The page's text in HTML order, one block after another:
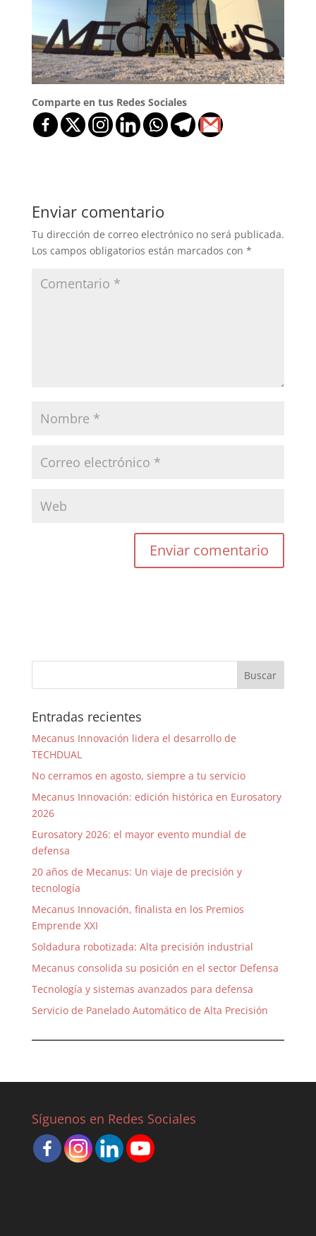
Comparte en tus Redes Sociales
Enviar comentario
Tu dirección de correo electrónico no será publicada.
Los campos obligatorios están marcados con *
Entradas recientes
Mecanus Innovación lidera el desarrollo de
TECHDUAL
No cerramos en agosto, siempre a tu servicio
Mecanus Innovación: edición histórica en Eurosatory
2026
Eurosatory 2026: el mayor evento mundial de
defensa
20 años de Mecanus: Un viaje de precisión y
tecnología
Mecanus Innovación, finalista en los Premios
Emprende XXI
Soldadura robotizada: Alta precisión industrial
Mecanus consolida su posición en el sector Defensa
Tecnología y sistemas avanzados para defensa
Servicio de Panelado Automático de Alta Precisión
Síguenos en Redes Sociales